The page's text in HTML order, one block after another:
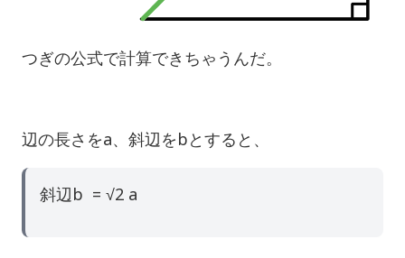
つぎの公式で計算できちゃうんだ。
辺の長さをa、斜辺をbとすると、
斜辺b = √2 a